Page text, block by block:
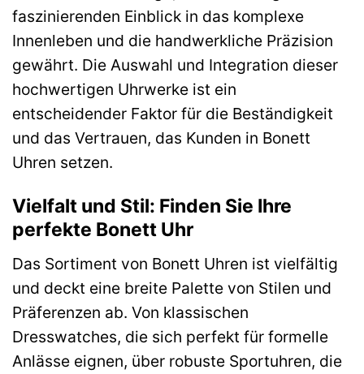
faszinierenden Einblick in das komplexe
Innenleben und die handwerkliche Präzision
gewährt. Die Auswahl und Integration dieser
hochwertigen Uhrwerke ist ein
entscheidender Faktor für die Beständigkeit
und das Vertrauen, das Kunden in Bonett
Uhren setzen.
Vielfalt und Stil: Finden Sie Ihre
perfekte Bonett Uhr
Das Sortiment von Bonett Uhren ist vielfältig
und deckt eine breite Palette von Stilen und
Präferenzen ab. Von klassischen
Dresswatches, die sich perfekt für formelle
Anlässe eignen, über robuste Sportuhren, die